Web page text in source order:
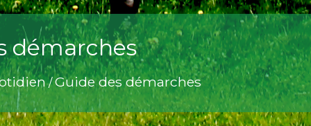
démarches
/Guide des démarches